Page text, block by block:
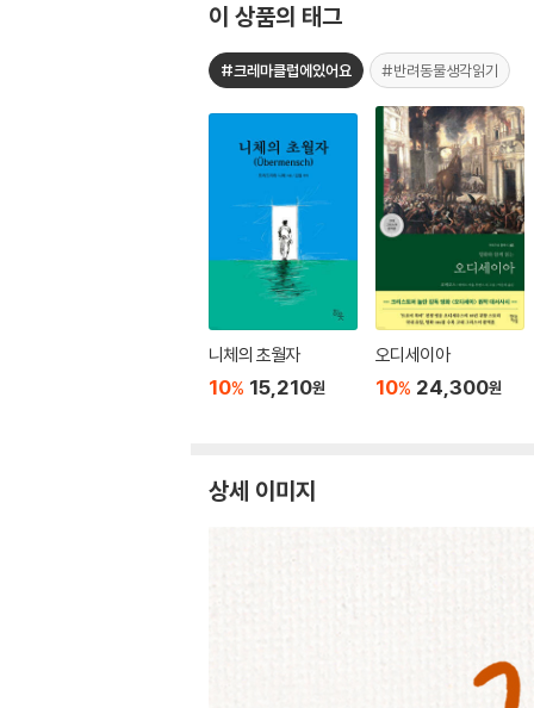
이 상품의 태그
#크레마클럽에있어요 #반려동물생각읽기
니체의 초월자
10% 15,210원
오디세이아
10% 24,300원
상세 이미지